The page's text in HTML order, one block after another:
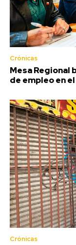
Crónicas
Mesa
de empleo en
Crónicas